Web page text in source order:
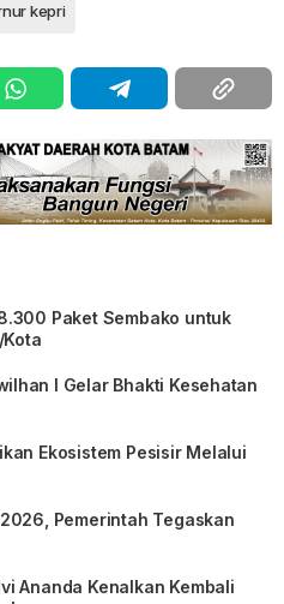
kepri
Paket Sembako untuk
I Gelar Bhakti Kesehatan
Ekosistem Pesisir Melalui
Pemerintah Tegaskan
Ananda Kenalkan Kembali